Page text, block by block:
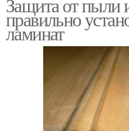
правильно
ламинат